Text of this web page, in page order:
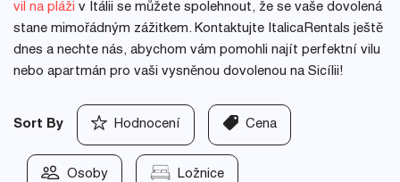
vil na pláži v Itálii se můžete spolehnout, že se vaše dovolená
stane mimořádným zážitkem. Kontaktujte ItalicaRentals ještě
dnes a nechte nás, abychom vám pomohli najít perfektní vilu
nebo apartmán pro vaši vysněnou dovolenou na Sicílii!
Sort By Hodnocení Cena
Osoby Ložnice